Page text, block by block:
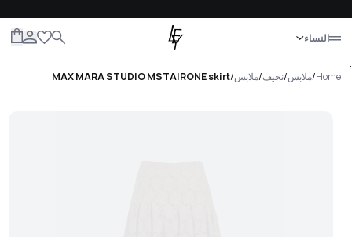
النساء
إغلاق
.
Home
/ملابس/نحيف/ملابس/
MAX MARA STUDIO MSTAIRONE skirt